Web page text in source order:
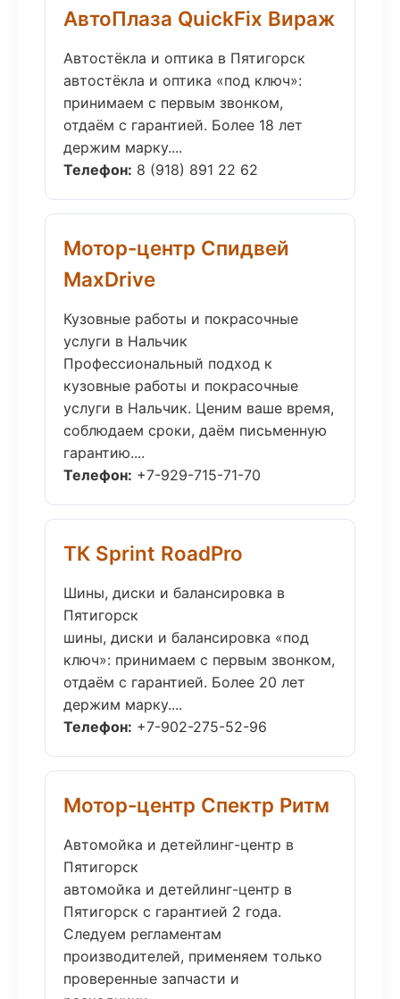
АвтоПлаза QuickFix Вираж
Автостёкла и оптика в Пятигорск
автостёкла и оптика «под ключ»:
принимаем с первым звонком,
отдаём с гарантией. Более 18 лет
держим марку....
Телефон: 8 (918) 891 22 62
Мотор-центр Спидвей
MaxDrive
Кузовные работы и покрасочные
услуги в Нальчик
Профессиональный подход к
кузовные работы и покрасочные
услуги в Нальчик. Ценим ваше время,
соблюдаем сроки, даём письменную
гарантию....
Телефон: +7-929-715-71-70
ТК Sprint RoadPro
Шины, диски и балансировка в
Пятигорск
шины, диски и балансировка «под
ключ»: принимаем с первым звонком,
отдаём с гарантией. Более 20 лет
держим марку....
Телефон: +7-902-275-52-96
Мотор-центр Спектр Ритм
Автомойка и детейлинг-центр в
Пятигорск
автомойка и детейлинг-центр в
Пятигорск с гарантией 2 года.
Следуем регламентам
производителей, применяем только
проверенные запчасти и